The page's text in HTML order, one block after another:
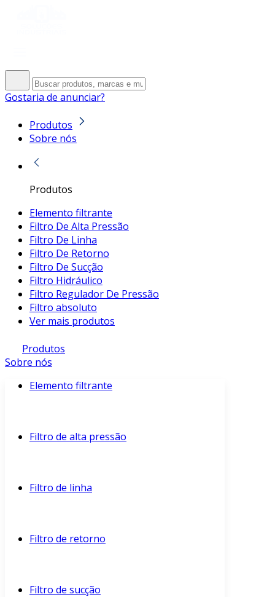
Gostaria de anunciar?
Produtos
Sobre nós
Produtos
Elemento filtrante
Filtro De Alta Pressão
Filtro De Linha
Filtro De Retorno
Filtro De Sucção
Filtro Hidráulico
Filtro Regulador De Pressão
Filtro absoluto
Ver mais produtos
Produtos
Sobre nós
Elemento filtrante
Filtro de alta pressão
Filtro de linha
Filtro de retorno
Filtro de sucção